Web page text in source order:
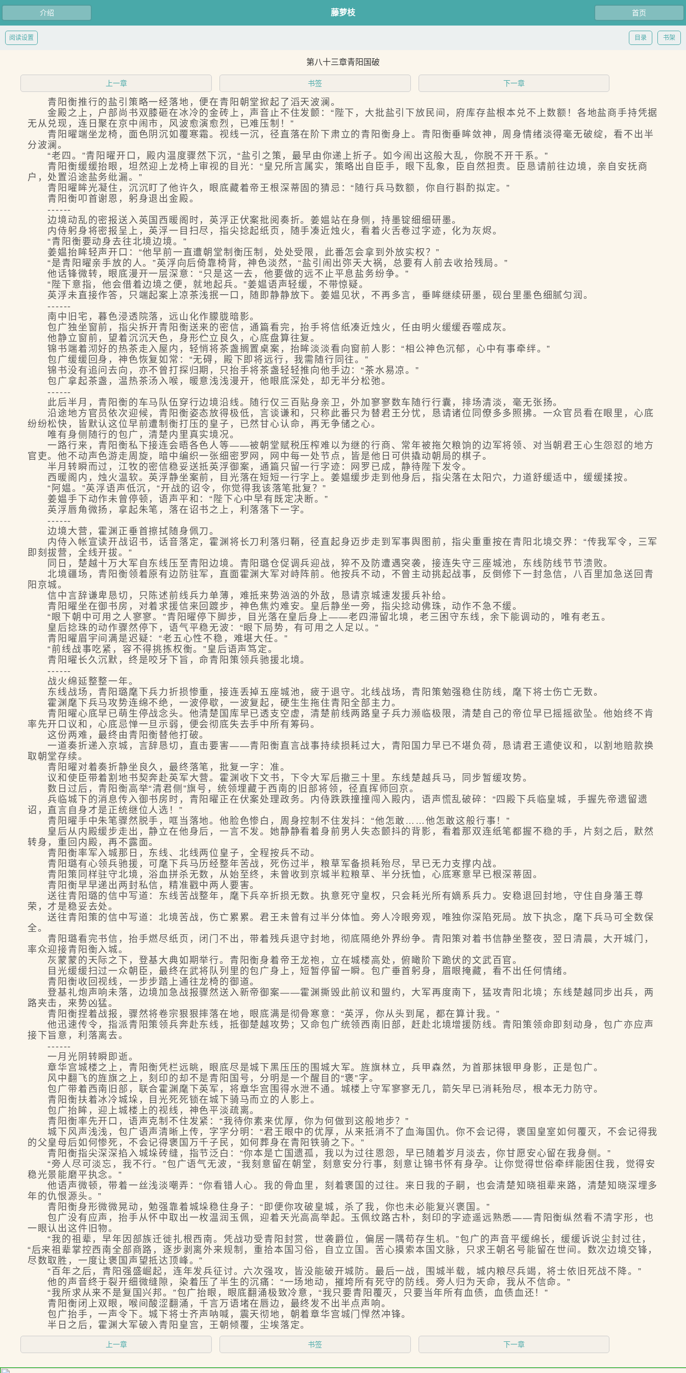
介绍 首页
藤萝枝
书架
目录
阅读设置
第八十三章青阳国破
上一章 书签 下一章
青阳衡推行的盐引策略一经落地，便在青阳朝堂掀起了滔天波澜。
金殿之上，户部尚书双膝砸在冰冷的金砖上，声音止不住发颤：“陛下，大批盐引下放民间，府库存盐根本兑不上数额！各地盐商手持凭据
无从兑现，连日聚在京中闹市，风波愈演愈烈，已难压制！”
青阳曜端坐龙椅，面色阴沉如覆寒霜。视线一沉，径直落在阶下肃立的青阳衡身上。青阳衡垂眸敛神，周身情绪淡得毫无破绽，看不出半
分波澜。
“老四。”青阳曜开口，殿内温度骤然下沉，“盐引之策，最早由你递上折子。如今闹出这般大乱，你脱不开干系。”
青阳衡缓缓抬眼，坦然迎上龙椅上审视的目光：“皇兄所言属实，策略出自臣手，眼下乱象，臣自然担责。臣恳请前往边境，亲自安抚商
户，处置沿途盐务纰漏。”
青阳曜眸光凝住，沉沉盯了他许久，眼底藏着帝王根深蒂固的猜忌：“随行兵马数额，你自行斟酌拟定。”
青阳衡叩首谢恩，躬身退出金殿。
------
边境动乱的密报送入英国西暖阁时，英浮正伏案批阅奏折。姜媪站在身侧，持墨锭细细研墨。
内侍躬身将密报呈上，英浮一目扫尽，指尖捻起纸页，随手凑近烛火，看着火舌卷过字迹，化为灰烬。
“青阳衡要动身去往北境边境。”
姜媪抬眸轻声开口：“他早前一直遭朝堂制衡压制，处处受限，此番怎会拿到外放实权？”
“是青阳曜亲手放的人。”英浮向后倚靠椅背，神色淡然，“盐引闹出弥天大祸，总要有人前去收拾残局。”
他话锋微转，眼底漫开一层深意：“只是这一去，他要做的远不止平息盐务纷争。”
“陛下意指，他会借着边境之便，就地起兵。”姜媪语声轻缓，不带惊疑。
英浮未直接作答，只端起案上凉茶浅抿一口，随即静静放下。姜媪见状，不再多言，垂眸继续研墨，砚台里墨色细腻匀润。
------
南中旧宅，暮色浸透院落，远山化作朦胧暗影。
包广独坐窗前，指尖拆开青阳衡送来的密信，通篇看完，抬手将信纸凑近烛火，任由明火缓缓吞噬成灰。
他静立窗前，望着沉沉天色，身形伫立良久，心底盘算往复。
锦书端着沏好的热茶走入屋内，轻悄将茶盏搁置桌案，抬眸淡淡看向窗前人影：“相公神色沉郁，心中有事牵绊。”
包广缓缓回身，神色恢复如常：“无碍，殿下即将远行，我需随行同往。”
锦书没有追问去向，亦不曾打探归期，只抬手将茶盏轻轻推向他手边：“茶水易凉。”
包广拿起茶盏，温热茶汤入喉，暖意浅浅漫开，他眼底深处，却无半分松弛。
------
此后半月，青阳衡的车马队伍穿行边境沿线。随行仅三百贴身亲卫，外加寥寥数车随行行囊，排场清淡，毫无张扬。
沿途地方官员依次迎候，青阳衡姿态放得极低，言谈谦和，只称此番只为替君王分忧，恳请诸位同僚多多照拂。一众官员看在眼里，心底
纷纷松快，皆默认这位早前遭制衡打压的皇子，已然甘心认命，再无争储之心。
唯有身侧随行的包广，清楚内里真实境况。
一路行来，青阳衡私下接连会晤各色人等——被朝堂赋税压榨难以为继的行商、常年被拖欠粮饷的边军将领、对当朝君王心生怨怼的地方
官吏。他不动声色游走周旋，暗中编织一张细密罗网，网中每一处节点，皆是他日可供撬动朝局的棋子。
半月转瞬而过，江牧的密信稳妥送抵英浮御案，通篇只留一行字迹：网罗已成，静待陛下发令。
西暖阁内，烛火温软。英浮静坐案前，目光落在短短一行字上。姜媪缓步走到他身后，指尖落在太阳穴，力道舒缓适中，缓缓揉按。
“阿媪。”英浮语声低沉，“开战的诏令，你觉得我该落笔批复？”
姜媪手下动作未曾停顿，语声平和：“陛下心中早有既定决断。”
英浮唇角微扬，拿起朱笔，落在诏书之上，利落落下一字。
------
边境大营，霍渊正垂首擦拭随身佩刀。
内侍入帐宣读开战诏书，话音落定，霍渊将长刀利落归鞘，径直起身迈步走到军事舆图前，指尖重重按在青阳北境交界：“传我军令，三军
即刻拔营，全线开拔。”
同日，楚越十万大军自东线压至青阳边境。青阳璐仓促调兵迎战，猝不及防遭遇突袭，接连失守三座城池，东线防线节节溃败。
北境疆场，青阳衡领着原有边防驻军，直面霍渊大军对峙阵前。他按兵不动，不曾主动挑起战事，反倒修下一封急信，八百里加急送回青
阳京城。
信中言辞谦卑恳切，只陈述前线兵力单薄，难抵来势汹汹的外敌，恳请京城速发援兵补给。
青阳曜坐在御书房，对着求援信来回踱步，神色焦灼难安。皇后静坐一旁，指尖捻动佛珠，动作不急不缓。
“眼下朝中可用之人寥寥。”青阳曜停下脚步，目光落在皇后身上——老四滞留北境，老三困守东线，余下能调动的，唯有老五。
皇后捻珠的动作骤然停下，语气平稳无波：“眼下局势，有可用之人足以。”
青阳曜眉宇间满是迟疑：“老五心性不稳，难堪大任。”
“前线战事吃紧，容不得挑拣权衡。”皇后语声笃定。
青阳曜长久沉默，终是咬牙下旨，命青阳策领兵驰援北境。
------
战火绵延整整一年。
东线战场，青阳璐麾下兵力折损惨重，接连丢掉五座城池，疲于退守。北线战场，青阳策勉强稳住防线，麾下将士伤亡无数。
霍渊麾下兵马攻势连绵不绝，一波停歇，一波复起，硬生生拖住青阳全部主力。
青阳曜心底早已萌生停战念头。他清楚国库早已透支空虚，清楚前线两路皇子兵力濒临极限，清楚自己的帝位早已摇摇欲坠。他始终不肯
率先开口议和，心底忌惮一旦示弱，便会彻底失去手中所有筹码。
这份两难，最终由青阳衡替他打破。
一道奏折递入京城，言辞恳切，直击要害——青阳衡直言战事持续损耗过大，青阳国力早已不堪负荷，恳请君王遣使议和，以割地赔款换
取朝堂存续。
青阳曜对着奏折静坐良久，最终落笔，批复一字：准。
议和使臣带着割地书契奔赴英军大营。霍渊收下文书，下令大军后撤三十里。东线楚越兵马，同步暂缓攻势。
数日过后，青阳衡高举“清君侧”旗号，统领埋藏于西南的旧部将领，径直挥师回京。
兵临城下的消息传入御书房时，青阳曜正在伏案处理政务。内侍跌跌撞撞闯入殿内，语声慌乱破碎：“四殿下兵临皇城，手握先帝遗留遗
诏，直言自身才是正统继位人选！”
青阳曜手中朱笔骤然脱手，哐当落地。他脸色惨白，周身控制不住发抖：“他怎敢……他怎敢这般行事！”
皇后从内殿缓步走出，静立在他身后，一言不发。她静静看着身前男人失态颤抖的背影，看着那双连纸笔都握不稳的手，片刻之后，默然
转身，重回内殿，再不露面。
青阳衡率军入城那日，东线、北线两位皇子，全程按兵不动。
青阳璐有心领兵驰援，可麾下兵马历经整年苦战，死伤过半，粮草军备损耗殆尽，早已无力支撑内战。
青阳策同样驻守北境，浴血拼杀无数，从始至终，未曾收到京城半粒粮草、半分抚恤，心底寒意早已根深蒂固。
青阳衡早早递出两封私信，精准戳中两人要害。
送往青阳璐的信中写道：东线苦战整年，麾下兵卒折损无数。执意死守皇权，只会耗光所有嫡系兵力。安稳退回封地，守住自身藩王尊
荣，才是稳妥去处。
送往青阳策的信中写道：北境苦战，伤亡累累。君王未曾有过半分体恤。旁人冷眼旁观，唯独你深陷死局。放下执念，麾下兵马可全数保
全。
青阳璐看完书信，抬手燃尽纸页，闭门不出，带着残兵退守封地，彻底隔绝外界纷争。青阳策对着书信静坐整夜，翌日清晨，大开城门，
率众迎接青阳衡入城。
灰蒙蒙的天际之下，登基大典如期举行。青阳衡身着帝王龙袍，立在城楼高处，俯瞰阶下跪伏的文武百官。
目光缓缓扫过一众朝臣，最终在武将队列里的包广身上，短暂停留一瞬。包广垂首躬身，眉眼掩藏，看不出任何情绪。
青阳衡收回视线，一步步踏上通往龙椅的御道。
登基礼炮声响未落，边境加急战报骤然送入新帝御案——霍渊撕毁此前议和盟约，大军再度南下，猛攻青阳北境；东线楚越同步出兵，两
路夹击，来势凶猛。
青阳衡捏着战报，骤然将卷宗狠狠摔落在地，眼底满是彻骨寒意：“英浮，你从头到尾，都在算计我。”
他迅速传令，指派青阳策领兵奔赴东线，抵御楚越攻势；又命包广统领西南旧部，赶赴北境增援防线。青阳策领命即刻动身，包广亦应声
接下旨意，利落离去。
------
一月光阴转瞬即逝。
章华宫城楼之上，青阳衡凭栏远眺，眼底尽是城下黑压压的围城大军。旌旗林立，兵甲森然，为首那抹银甲身影，正是包广。
风中翻飞的旌旗之上，刻印的却不是青阳国号，分明是一个醒目的“褒”字。
包广带着西南旧部，联合霍渊麾下英军，将章华宫围得水泄不通。城楼上守军寥寥无几，箭矢早已消耗殆尽，根本无力防守。
青阳衡扶着冰冷城垛，目光死死锁在城下骑马而立的人影上。
包广抬眸，迎上城楼上的视线，神色平淡疏离。
青阳衡率先开口，语声克制不住发紧：“我待你素来优厚，你为何做到这般地步？”
城下风声浅浅，包广语声清晰上传，字字分明：“君王眼中的优厚，从来抵消不了血海国仇。你不会记得，褒国皇室如何覆灭，不会记得我
的父皇母后如何惨死，不会记得褒国万千子民，如何葬身在青阳铁骑之下。”
青阳衡指尖深深掐入城垛砖缝，指节泛白：“你本是亡国遗孤，我以为过往恩怨，早已随着岁月淡去，你甘愿安心留在我身侧。”
“旁人尽可淡忘，我不行。”包广语气无波，“我刻意留在朝堂，刻意安分行事，刻意让锦书怀有身孕。让你觉得世俗牵绊能困住我，觉得安
稳光景能磨平执念。”
他语声微顿，带着一丝浅淡嘲弄：“你看错人心。我的骨血里，刻着褒国的过往。来日我的子嗣，也会清楚知晓祖辈来路，清楚知晓深埋多
年的仇恨源头。”
青阳衡身形微微晃动，勉强靠着城垛稳住身子：“即便你攻破皇城，杀了我，你也未必能复兴褒国。”
包广没有应声，抬手从怀中取出一枚温润玉佩，迎着天光高高举起。玉佩纹路古朴，刻印的字迹遥远熟悉——青阳衡纵然看不清字形，也
一眼认出这件旧物。
“我的祖辈，早年因部族迁徙扎根西南。凭战功受青阳封赏，世袭爵位，偏居一隅苟存生机。”包广的声音平缓绵长，缓缓诉说尘封过往，
“后来祖辈掌控西南全部商路，逐步剥离外来规制，重拾本国习俗，自立立国。苦心摸索本国文脉，只求王朝名号能留在世间。数次边境交锋，
尽数取胜，一度让褒国声望抵达顶峰。”
“百年之后，青阳强盛崛起，连年发兵征讨。六次强攻，皆没能破开城防。最后一战，围城半载，城内粮尽兵竭，将士依旧死战不降。”
他的声音终于裂开细微缝隙，染着压了半生的沉痛：“一场地动，摧垮所有死守的防线。旁人归为天命，我从不信命。”
“我所求从来不是复国兴邦。”包广抬眼，眼底翻涌极致冷意，“我只要青阳覆灭，只要当年所有血债，血债血还！”
青阳衡闭上双眼，喉间酸涩翻涌，千言万语堵在唇边，最终发不出半点声响。
包广抬手，一声令下。城下将士齐声呐喊，震天彻地，朝着章华宫城门悍然冲锋。
半日之后，霍渊大军破入青阳皇宫，王朝倾覆，尘埃落定。
上一章 书签 下一章